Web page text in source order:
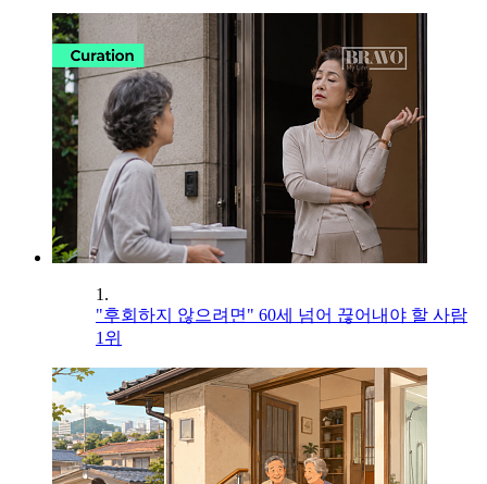
1.
"후회하지 않으려면" 60세 넘어 끊어내야 할 사람
1위